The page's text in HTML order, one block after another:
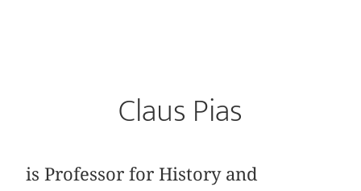
Claus Pias
is Professor for History and